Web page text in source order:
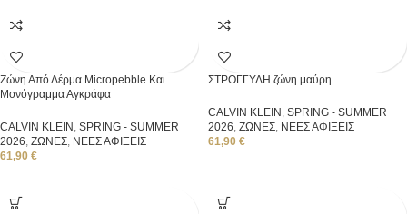
Ζώνη Από Δέρμα Micropebble Και
Μονόγραμμα Αγκράφα
CALVIN KLEIN , SPRING - SUMMER
2026, ΖΩΝΕΣ, ΝΕΕΣ ΑΦΙΞΕΙΣ
61,90 €
ΣΤΡΟΓΓΥΛΗ ζώνη μαύρη
CALVIN KLEIN , SPRING - SUMMER
2026, ΖΩΝΕΣ, ΝΕΕΣ ΑΦΙΞΕΙΣ
61,90 €